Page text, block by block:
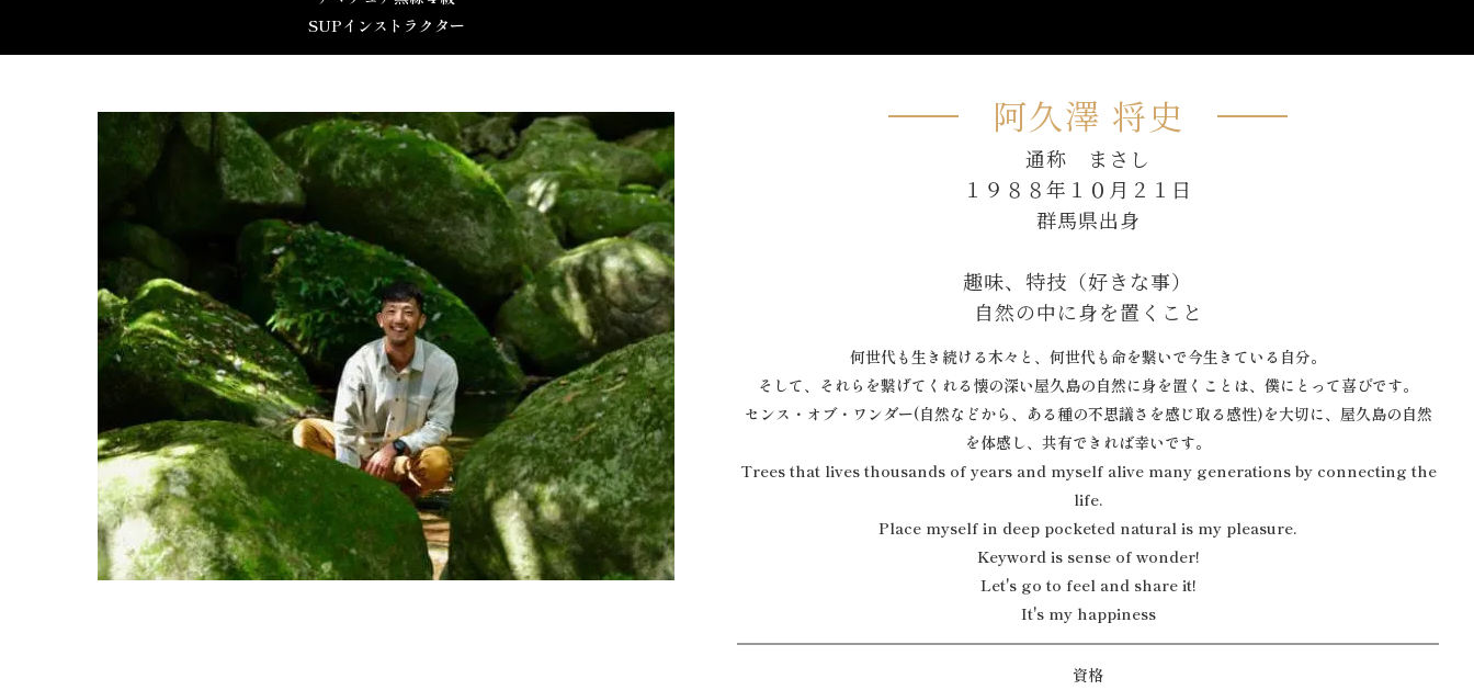
SUPインストラクター
阿久澤 将史
通称 まさし
１９８８年１０月２１日
群馬県出身
趣味、特技（好きな事）
自然の中に身を置くこと
何世代も生き続ける木々と、何世代も命を繋いで今生きている自分。
そして、それらを繋げてくれる懐の深い屋久島の自然に身を置くことは、僕にとって喜びです。
センス・オブ・ワンダー(自然などから、ある種の不思議さを感じ取る感性)を大切に、屋久島の自然
を体感し、共有できれば幸いです。
Trees that lives thousands of years and myself alive many generations by connecting the
life.
Place myself in deep pocketed natural is my pleasure.
Keyword is sense of wonder!
Let's go to feel and share it!
It's my happiness
資格